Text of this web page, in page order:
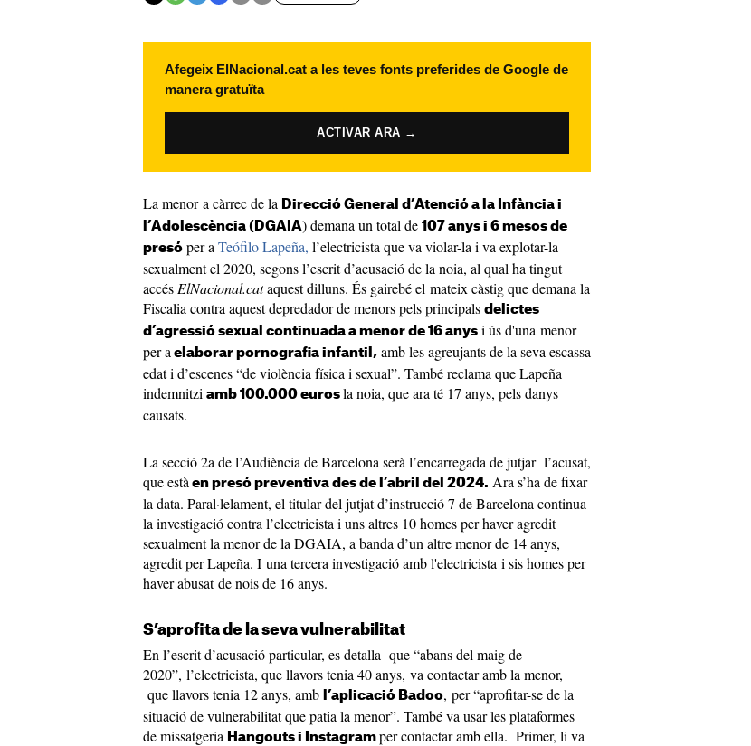
Afegeix ElNacional.cat a les teves fonts preferides de Google de
manera gratuïta
ACTIVAR ARA →
La menor a càrrec de la Direcció General d’Atenció a la Infància i
l’Adolescència (DGAIA) demana un total de 107 anys i 6 mesos de
presó per a Teófilo Lapeña, l’electricista que va violar-la i va explotar-la
sexualment el 2020, segons l’escrit d’acusació de la noia, al qual ha tingut
accés ElNacional.cataquest dilluns. És gairebé el mateix càstig que demana la
Fiscalia contra aquest depredador de menors pels principals delictes
d’agressió sexual continuada a menor de 16 anys i ús d'una menor
per a elaborar pornografia infantil, amb les agreujants de la seva escassa
edat i d’escenes “de violència física i sexual”. També reclama que Lapeña
indemnitzi amb 100.000 euros la noia, que ara té 17 anys, pels danys
causats.
La secció 2a de l’Audiència de Barcelona serà l’encarregada de jutjar l’acusat,
que està en presó preventiva des de l’abril del 2024. Ara s’ha de fixar
la data. Paral·lelament, el titular del jutjat d’instrucció 7 de Barcelona continua
la investigació contra l’electricista i uns altres 10 homes per haver agredit
sexualment la menor de la DGAIA, a banda d’un altre menor de 14 anys,
agredit per Lapeña. I una tercera investigació amb l'electricista i sis homes per
haver abusat de nois de 16 anys.
S’aprofita de la seva vulnerabilitat
En l’escrit d’acusació particular, es detalla que “abans del maig de
2020”, l’electricista, que llavors tenia 40 anys, va contactar amb la menor,
que llavors tenia 12 anys, amb l’aplicació Badoo, per “aprofitar-se de la
situació de vulnerabilitat que patia la menor”. També va usar les plataformes
de missatgeria Hangouts i Instagram per contactar amb ella. Primer, li va